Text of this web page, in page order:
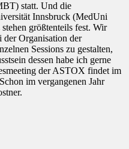
statt. Und die
Innsbruck (MedUni
größtenteils fest. Wir
der Organisation der
Sessions zu gestalten,
dessen habe ich gerne
der ASTOX findet im
im vergangenen Jahr